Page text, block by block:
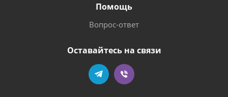
Помощь
Вопрос-ответ
Оставайтесь на связи